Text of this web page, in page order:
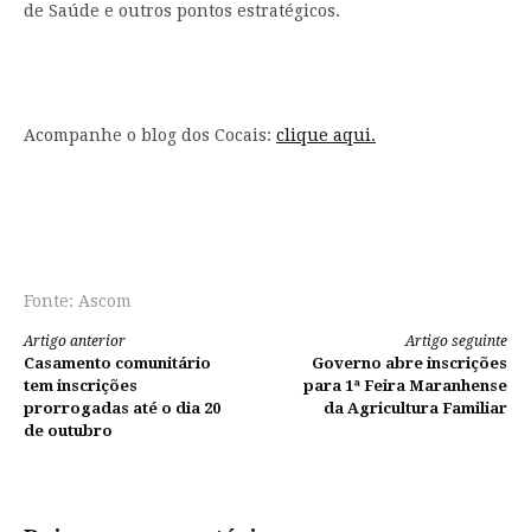
de Saúde e outros pontos estratégicos.
Acompanhe o blog dos Cocais: clique aqui.
Fonte: Ascom
Continue
lendo
Artigo anterior
Casamento comunitário
tem inscrições
prorrogadas até o dia 20
de outubro
Artigo seguinte
Governo abre inscrições
para 1ª Feira Maranhense
da Agricultura Familiar